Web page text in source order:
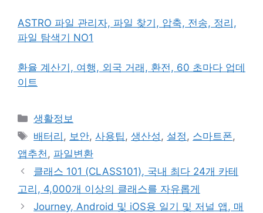
ASTRO 파일 관리자, 파일 찾기, 압축, 전송, 정리,
파일 탐색기 NO1
환율 계산기, 여행, 외국 거래, 환전, 60 초마다 업데
이트
카
테
고
리
생활정보
태
그
배터리 , 보안,사용팁 ,생산성 , 설정 , 스마트폰,
앱추천 , 파일변환
클래스 101 (CLASS101), 국내 최다 24개 카테
고리, 4,000개 이상의 클래스를 자유롭게
Journey, Android 및 iOS용 일기 및 저널 앱, 매